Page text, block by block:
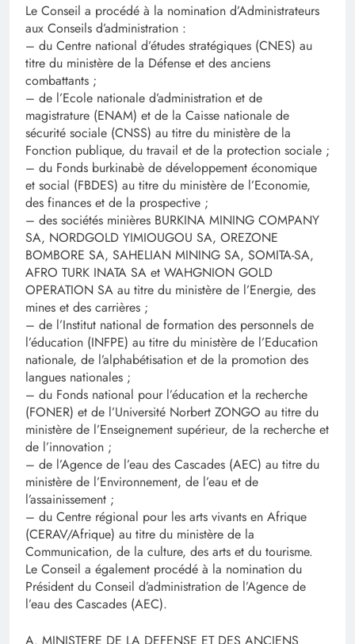
Le Conseil a procédé à la nomination d’Administrateurs
aux Conseils d’administration :
– du Centre national d’études stratégiques (CNES) au
titre du ministère de la Défense et des anciens
combattants ;
– de l’Ecole nationale d’administration et de
magistrature (ENAM) et de la Caisse nationale de
sécurité sociale (CNSS) au titre du ministère de la
Fonction publique, du travail et de la protection sociale ;
– du Fonds burkinabè de développement économique
et social (FBDES) au titre du ministère de l’Economie,
des finances et de la prospective ;
– des sociétés minières BURKINA MINING COMPANY
SA, NORDGOLD YIMIOUGOU SA, OREZONE
BOMBORE SA, SAHELIAN MINING SA, SOMITA-SA,
AFRO TURK INATA SA et WAHGNION GOLD
OPERATION SA au titre du ministère de l’Energie, des
mines et des carrières ;
– de l’Institut national de formation des personnels de
l’éducation (INFPE) au titre du ministère de l’Education
nationale, de l’alphabétisation et de la promotion des
langues nationales ;
– du Fonds national pour l’éducation et la recherche
(FONER) et de l’Université Norbert ZONGO au titre du
ministère de l’Enseignement supérieur, de la recherche et
de l’innovation ;
– de l’Agence de l’eau des Cascades (AEC) au titre du
ministère de l’Environnement, de l’eau et de
l’assainissement ;
– du Centre régional pour les arts vivants en Afrique
(CERAV/Afrique) au titre du ministère de la
Communication, de la culture, des arts et du tourisme.
Le Conseil a également procédé à la nomination du
Président du Conseil d’administration de l’Agence de
l’eau des Cascades (AEC).
A. MINISTERE DE LA DEFENSE ET DES ANCIENS